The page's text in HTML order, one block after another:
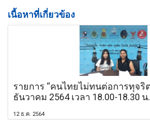
เนื้อหาที่เกี่ยวข้อง
รายการ “คนไทยไม่ทนต่อการทุจริ
ธันวาคม 2564 เวลา 18.00-18.30 น.
12 ธ.ค. 2564